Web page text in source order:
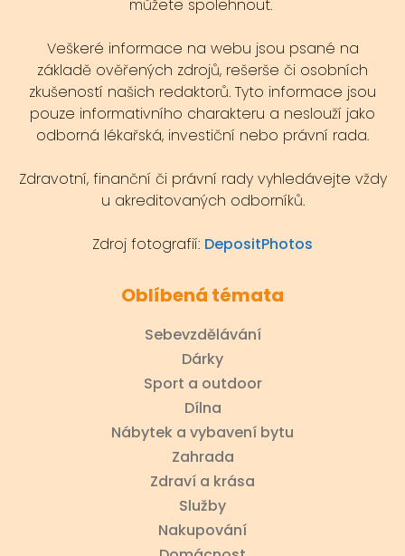
můžete spolehnout.
Veškeré informace na webu jsou psané na
základě ověřených zdrojů, rešerše či osobních
zkušeností našich redaktorů. Tyto informace jsou
pouze informativního charakteru a neslouží jako
odborná lékařská, investiční nebo právní rada.
Zdravotní, finanční či právní rady vyhledávejte vždy
u akreditovaných odborníků.
Zdroj fotografií: DepositPhotos
Oblíbená témata
Sebevzdělávání
Dárky
Sport a outdoor
Dílna
Nábytek a vybavení bytu
Zahrada
Zdraví a krása
Služby
Nakupování